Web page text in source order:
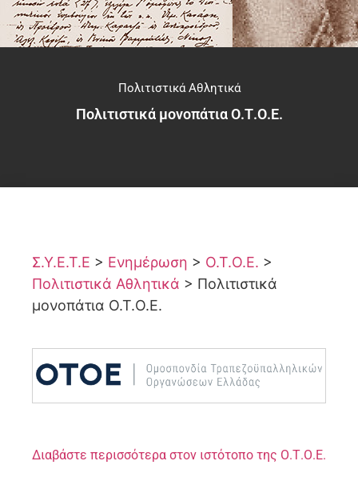
Πολιτιστικά Αθλητικά
Πολιτιστικά μονοπάτια Ο.Τ.Ο.Ε.
Σ.Υ.Ε.Τ.Ε > Ενημέρωση > Ο.Τ.Ο.Ε. >
Πολιτιστικά Αθλητικά > Πολιτιστικά
μονοπάτια Ο.Τ.Ο.Ε.
Διαβάστε περισσότερα στον ιστότοπο της Ο.Τ.Ο.Ε.